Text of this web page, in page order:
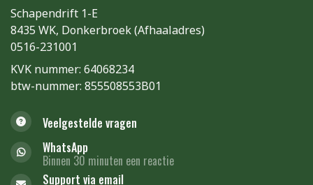
Schapendrift 1-E
8435 WK, Donkerbroek (Afhaaladres)
0516-231001
KVK nummer: 64068234
btw-nummer: 855508553B01
Veelgestelde vragen
WhatsApp
Binnen 30 minuten een reactie
Support via email